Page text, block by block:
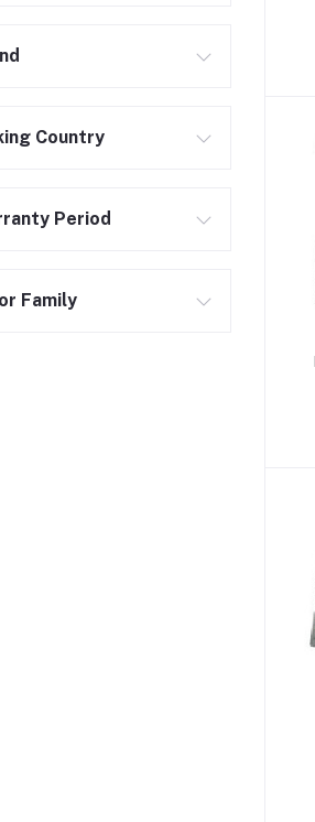
Country
Period
Family